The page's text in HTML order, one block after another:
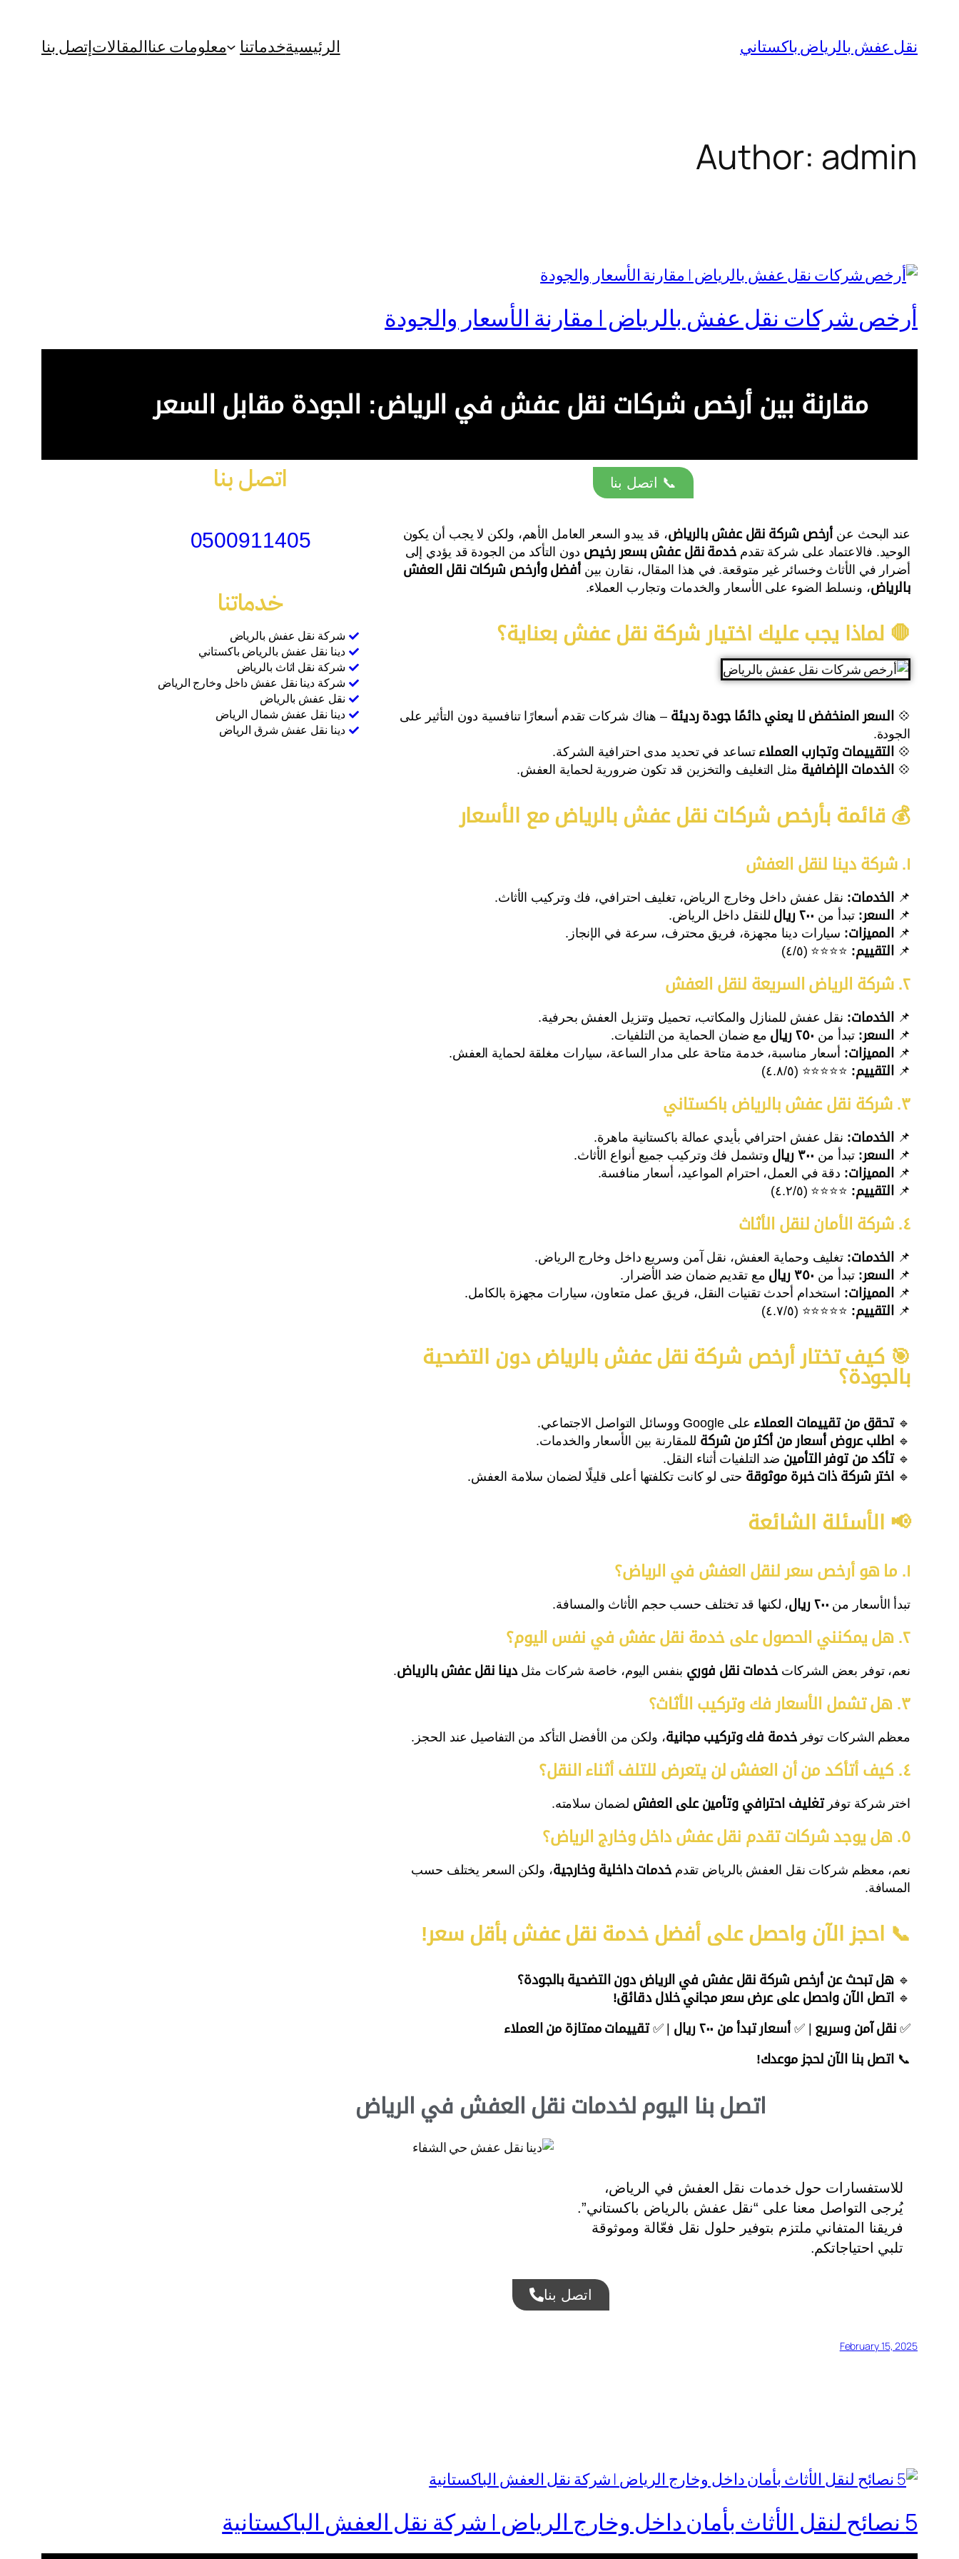
نقل عفش بالرياض باكستاني الرئيسيةخدماتنا معلومات عناالمقالاتإتصل بنا
Author: admin
أرخص شركات نقل عفش بالرياض | مقارنة الأسعار والجودة
مقارنة بين أرخص شركات نقل عفش في الرياض: الجودة مقابل السعر
📞 اتصل بنا
عند البحث عن أرخص شركة نقل عفش بالرياض، قد يبدو السعر العامل الأهم، ولكن لا يجب أن يكون
الوحيد. فالاعتماد على شركة تقدم خدمة نقل عفش بسعر رخيص دون التأكد من الجودة قد يؤدي إلى
أضرار في الأثاث وخسائر غير متوقعة. في هذا المقال، نقارن بين أفضل وأرخص شركات نقل العفش
بالرياض، ونسلط الضوء على الأسعار والخدمات وتجارب العملاء.
🛑 لماذا يجب عليك اختيار شركة نقل عفش بعناية؟
💠 السعر المنخفض لا يعني دائمًا جودة رديئة – هناك شركات تقدم أسعارًا تنافسية دون التأثير على
الجودة.
💠
التقييمات وتجارب العملاء تساعد في تحديد مدى احترافية الشركة.
💠
الخدمات الإضافية مثل التغليف والتخزين قد تكون ضرورية لحماية العفش.
💰 قائمة بأرخص شركات نقل عفش بالرياض مع الأسعار
📌 الخدمات: نقل عفش داخل وخارج الرياض، تغليف احترافي، فك وتركيب الأثاث.
📌
السعر: تبدأ من ٢٠٠ ريال
للنقل داخل الرياض.
📌
المميزات: سيارات دينا مجهزة، فريق محترف، سرعة في الإنجاز.
📌
التقييم: ⭐⭐⭐⭐ (٤/٥)
٢. شركة الرياض السريعة لنقل العفش
📌 الخدمات: نقل عفش للمنازل والمكاتب، تحميل وتنزيل العفش بحرفية.
📌
السعر: تبدأ من ٢٥٠ ريال
مع ضمان الحماية من التلفيات.
📌
المميزات: أسعار مناسبة، خدمة متاحة على مدار الساعة، سيارات مغلقة لحماية العفش.
📌
التقييم: ⭐⭐⭐⭐⭐ (٤.٨/٥)
٣. شركة نقل عفش بالرياض باكستاني
📌 الخدمات: نقل عفش احترافي بأيدي عمالة باكستانية ماهرة.
📌
السعر: تبدأ من ٣٠٠ ريال
وتشمل فك وتركيب جميع أنواع الأثاث.
📌
المميزات: دقة في العمل، احترام المواعيد، أسعار منافسة.
📌
التقييم: ⭐⭐⭐⭐ (٤.٢/٥)
٤. شركة الأمان لنقل الأثاث
📌 الخدمات: تغليف وحماية العفش، نقل آمن وسريع داخل وخارج الرياض.
📌
السعر: تبدأ من ٣٥٠ ريال
مع تقديم ضمان ضد الأضرار.
📌
المميزات: استخدام أحدث تقنيات النقل، فريق عمل متعاون، سيارات مجهزة بالكامل.
📌
التقييم: ⭐⭐⭐⭐⭐ (٤.٧/٥)
🎯 كيف تختار أرخص شركة نقل عفش بالرياض دون التضحية
بالجودة؟
🔹تحقق من تقييمات العملاء على Google ووسائل التواصل الاجتماعي.
🔹
اطلب عروض أسعار من أكثر من شركة للمقارنة بين الأسعار والخدمات.
🔹تأكد من توفر التأمين ضد التلفيات أثناء النقل.
🔹
اختر شركة ذات خبرة موثوقة حتى لو كانت تكلفتها أعلى قليلًا لضمان سلامة العفش.
📢 الأسئلة الشائعة
تبدأ الأسعار من ٢٠٠ ريال ، لكنها قد تختلف حسب حجم الأثاث والمسافة.
٢. هل يمكنني الحصول على خدمة نقل عفش في نفس اليوم؟
نعم، توفر بعض الشركات خدمات نقل فوري بنفس اليوم، خاصة شركات مثلدينا نقل عفش بالرياض.
٣. هل تشمل الأسعار فك وتركيب الأثاث؟
معظم الشركات توفرخدمة فك وتركيب مجانية، ولكن من الأفضل التأكد من التفاصيل عند الحجز.
٤. كيف أتأكد من أن العفش لن يتعرض للتلف أثناء النقل؟
اختر شركة توفرتغليف احترافي وتأمين على العفش لضمان سلامته.
٥. هل يوجد شركات تقدم نقل عفش داخل وخارج الرياض؟
نعم، معظم شركات نقل العفش بالرياض تقدمخدمات داخلية وخارجية، ولكن السعر يختلف حسب
المسافة.
📞 احجز الآن واحصل على أفضل خدمة نقل عفش بأقل سعر!
🔹 هل تبحث عن أرخص شركة نقل عفش في الرياض دون التضحية بالجودة؟
🔹 اتصل الآن واحصل على عرض سعر مجاني خلال دقائق!
✅ نقل آمن وسريع | ✅ أسعار تبدأ من ٢٠٠ ريال | ✅تقييمات ممتازة من العملاء
📞 اتصل بنا الآن لحجز موعدك!
اتصل بنا
0500911405
خدماتنا
شركة نقل عفش بالرياض
دينا نقل عفش بالرياض باكستاني
شركة نقل اثاث بالرياض
شركة دينا نقل عفش داخل وخارج الرياض
نقل عفش بالرياض
دينا نقل عفش شمال الرياض
دينا نقل عفش شرق الرياض
اتصل بنا اليوم لخدمات نقل العفش في الرياض
للاستفسارات حول خدمات نقل العفش في الرياض،
يُرجى التواصل معنا على “نقل عفش بالرياض باكستاني”.
فريقنا المتفاني ملتزم بتوفير حلول نقل فعّالة وموثوقة
تلبي احتياجاتكم.
اتصل بنا
February 15, 2025
5 نصائح لنقل الأثاث بأمان داخل وخارج الرياض | شركة نقل العفش الباكستانية